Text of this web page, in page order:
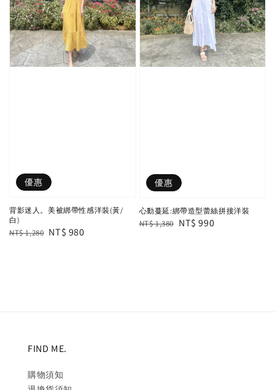
優惠
背影迷人。美被綁帶性感洋裝(黃/
白)
Regular
NT$ 1,280 Sale
NT$ 980
優惠
心動蔓延:綁帶造型蕾絲拼接洋裝
Regular
NT$ 1,380 Sale
NT$ 990
FIND ME.
購物須知